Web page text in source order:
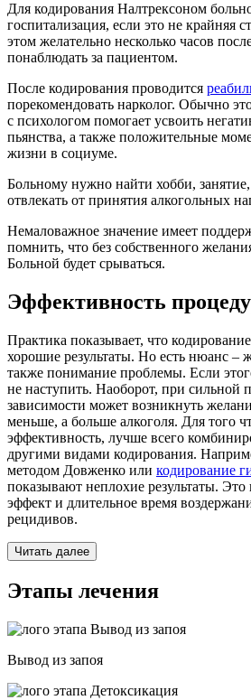
Для кодирования Налтрексоном
госпитализация, если это не крайняя
этом желательно несколько часов
понаблюдать за пациентом.
После кодирования проводится
порекомендовать нарколог. Обычно
с психологом помогает усвоить
пьянства, а также положительные
жизни в социуме.
Больному нужно найти хобби, занятие,
отвлекать от принятия алкогольных
Немаловажное значение имеет
помнить, что без собственного
Больной будет срываться.
Эффективность
Практика показывает, что
хорошие результаты. Но есть нюанс –
также понимание проблемы. Если
не наступить. Наоборот, при сильной
зависимости может возникнуть
меньше, а больше алкоголя. Для того
эффективность, лучше всего
другими видами кодирования.
методом Довженко или кодирование
показывают неплохие результаты.
эффект и длительное время
рецидивов.
Читать далее
Этапы лечения
Вывод из запоя